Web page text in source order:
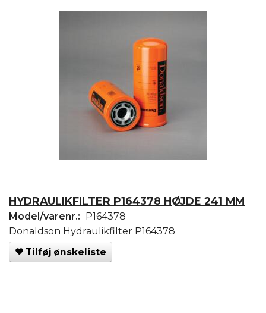
HYDRAULIKFILTER P164378 HØJDE 241 MM
Model/varenr.:
P164378
Donaldson Hydraulikfilter P164378
Tilføj ønskeliste